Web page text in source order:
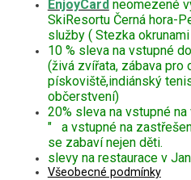
EnjoyCard neomezené
SkiResortu Černá hora-
služby ( Stezka
10 % sleva na vstupné
(živá zvířata, zábava pro
pískoviště,indiánský
občerstvení)
20% sleva na vstupné
" a vstupné na
se zabaví nejen děti.
slevy na restaurace v
Všeobecné podmínky